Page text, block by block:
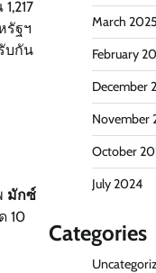
รัฐฯ
บกัน
มักซ์
10
March 2025
February
December
November
October
July 2024
Categories